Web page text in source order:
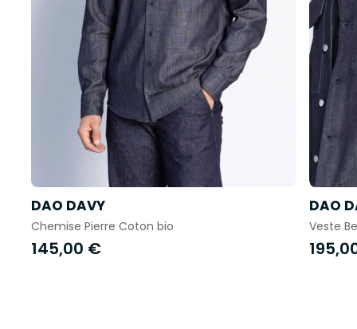
DAO DAVY
Chemise Pierre Coton bio
145,00 €
DAO
Veste